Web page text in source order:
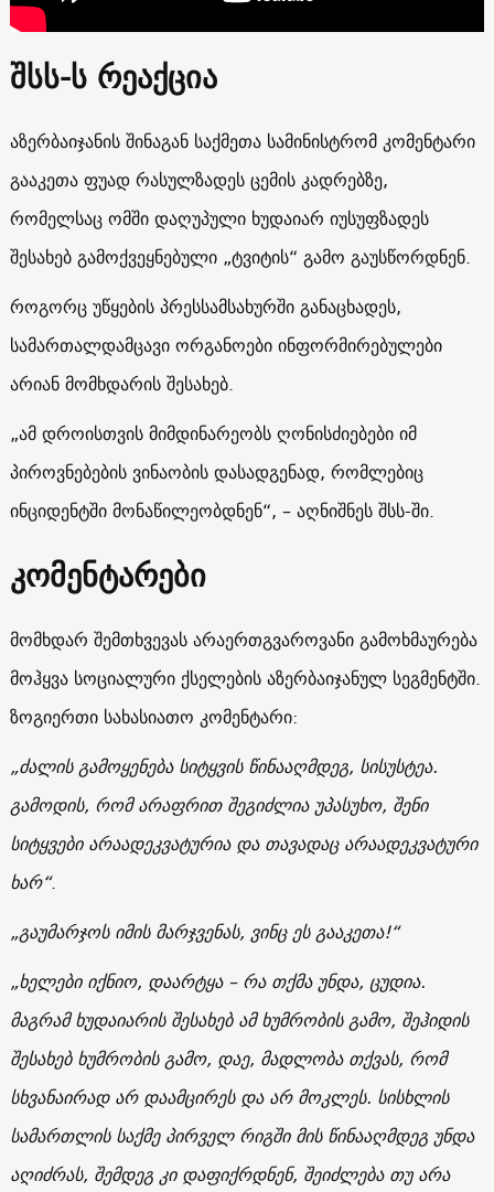
შსს-ს რეაქცია
აზერბაიჯანის შინაგან საქმეთა სამინისტრომ კომენტარი
გააკეთა ფუად რასულზადეს ცემის კადრებზე,
რომელსაც ომში დაღუპული ხუდაიარ იუსუფზადეს
შესახებ გამოქვეყნებული „ტვიტის“ გამო გაუსწორდნენ.
როგორც უწყების პრესსამსახურში განაცხადეს,
სამართალდამცავი ორგანოები ინფორმირებულები
არიან მომხდარის შესახებ.
„ამ დროისთვის მიმდინარეობს ღონისძიებები იმ
პიროვნებების ვინაობის დასადგენად, რომლებიც
ინციდენტში მონაწილეობდნენ“, – აღნიშნეს შსს-ში.
კომენტარები
მომხდარ შემთხვევას არაერთგვაროვანი გამოხმაურება
მოჰყვა სოციალური ქსელების აზერბაიჯანულ სეგმენტში.
ზოგიერთი სახასიათო კომენტარი:
„ძალის გამოყენება სიტყვის წინააღმდეგ, სისუსტეა.
გამოდის, რომ არაფრით შეგიძლია უპასუხო, შენი
სიტყვები არაადეკვატურია და თავადაც არაადეკვატური
ხარ“.
„გაუმარჯოს იმის მარჯვენას, ვინც ეს გააკეთა!“
„ხელები იქნიო, დაარტყა – რა თქმა უნდა, ცუდია.
მაგრამ ხუდაიარის შესახებ ამ ხუმრობის გამო, შეჰიდის
შესახებ ხუმრობის გამო, დაე, მადლობა თქვას, რომ
სხვანაირად არ დაამცირეს და არ მოკლეს. სისხლის
სამართლის საქმე პირველ რიგში მის წინააღმდეგ უნდა
აღიძრას, შემდეგ კი დაფიქრდნენ, შეიძლება თუ არა